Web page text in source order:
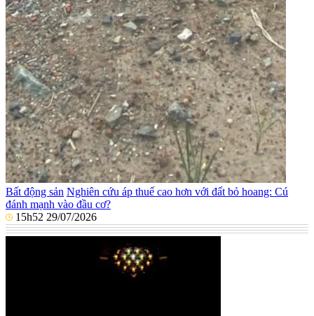
Bất động sản Nghiên cứu áp thuế cao hơn với đất bỏ hoang: Cú
đánh mạnh vào đầu cơ?
15h52 29/07/2026